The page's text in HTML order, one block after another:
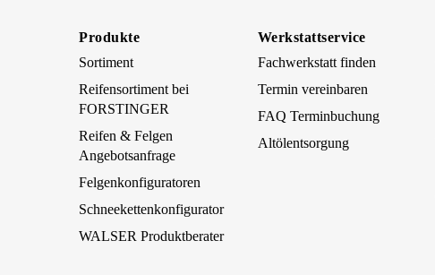
Produkte
Sortiment
Reifensortiment bei
FORSTINGER
Reifen & Felgen
Angebotsanfrage
Felgenkonfiguratoren
Schneekettenkonfigurator
WALSER Produktberater
Werkstattservice
Fachwerkstatt finden
Termin vereinbaren
FAQ Terminbuchung
Altölentsorgung